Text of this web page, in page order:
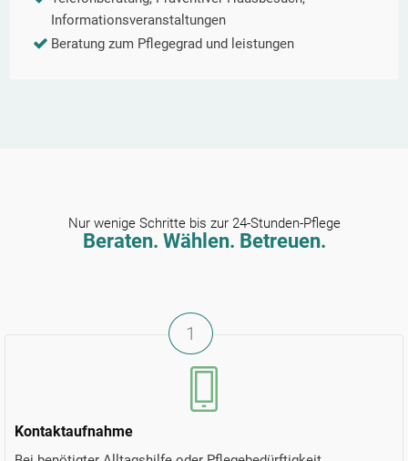
Informationsveranstaltungen
Beratung zum Pflegegrad und leistungen
Nur wenige Schritte bis zur 24-Stunden-Pflege
Beraten. Wählen. Betreuen.
Kontaktaufnahme
1